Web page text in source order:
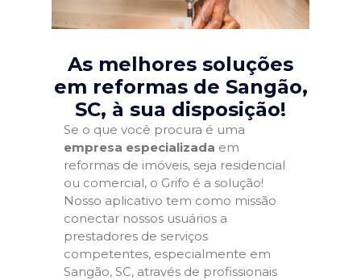
As melhores soluções
em reformas de Sangão,
SC, à sua disposição!
Se o que você procura é uma
empresa especializada em
reformas de imóveis, seja residencial
ou comercial, o Grifo é a solução!
Nosso aplicativo tem como missão
conectar nossos usuários a
prestadores de serviços
competentes, especialmente em
Sangão, SC, através de profissionais